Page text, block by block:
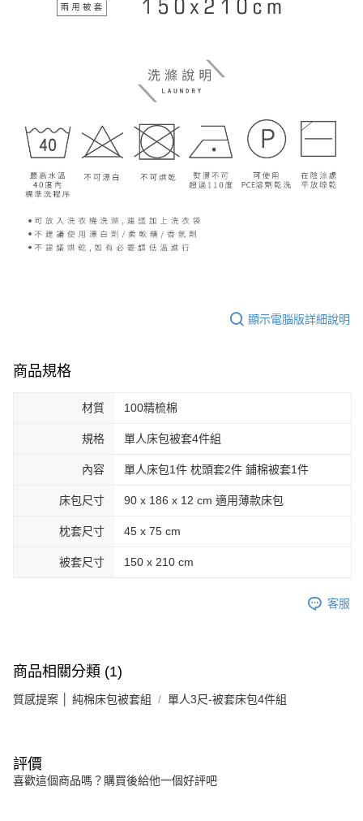
顯示電腦版詳細說明
商品規格
材質 100精梳棉
規格 單人床包被套4件組
內容 單人床包1件 枕頭套2件 鋪棉被套1件
床包尺寸 90 x 186 x 12 cm 適用薄款床包
枕套尺寸 45 x 75 cm
被套尺寸 150 x 210 cm
客服
商品相關分類 (1)
質感提案 │ 純棉床包被套組 單人3尺-被套床包4件組
評價
喜歡這個商品嗎？購買後給他一個好評吧